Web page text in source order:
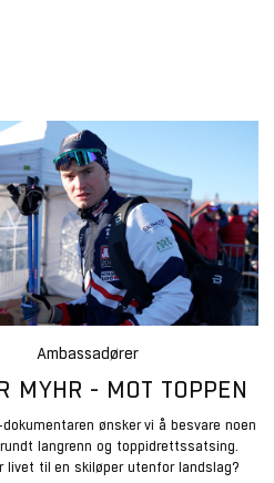
Ambassadører
MYHR - MOT TOPPEN
ønsker vi å besvare noen
langrenn og toppidrettssatsing.
livet til en skiløper utenfor landslag?